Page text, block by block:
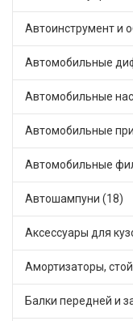
Автошампуни (18)